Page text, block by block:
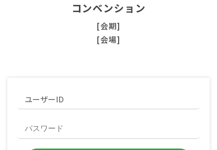
コンベンション
[会期]
[会場]